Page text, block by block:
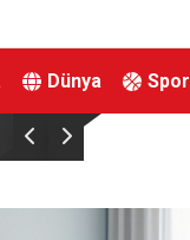
Dünya Spor
Cumhurbaşkanı Erdoğan